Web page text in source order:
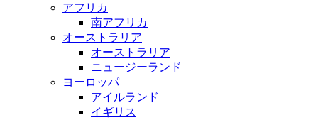
アフリカ
南アフリカ
オーストラリア
オーストラリア
ニュージーランド
ヨーロッパ
アイルランド
イギリス